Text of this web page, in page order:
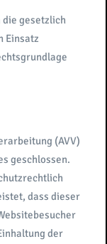
gesetzlich
Einsatz
(AVV)
geschlossen.
dass dieser
der